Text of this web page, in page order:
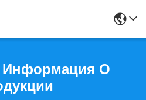
Информация О